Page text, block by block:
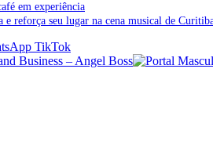
em experiência
e reforça seu lugar na cena musical de
TikTok